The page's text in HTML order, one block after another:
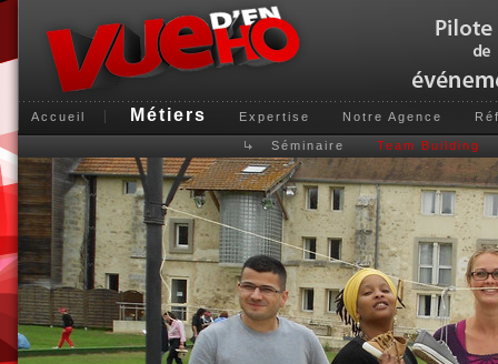
Accueil Métiers Expertise Notre Agence
Séminaire Team Building